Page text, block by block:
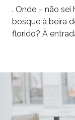
. Onde – não sei
bosque à beira
florido? À